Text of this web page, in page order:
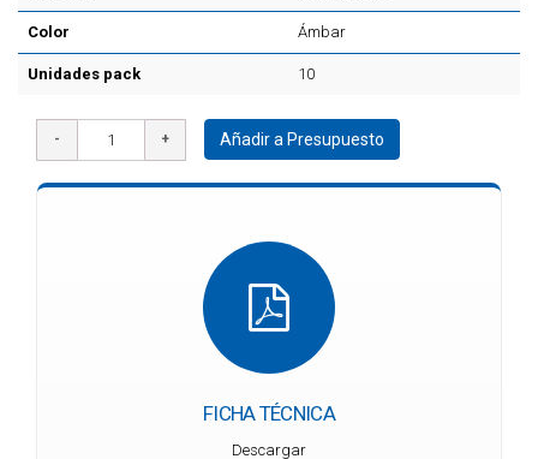
Color Ámbar
Unidades pack 10
Añadir a Presupuesto
FICHA TÉCNICA
Descargar